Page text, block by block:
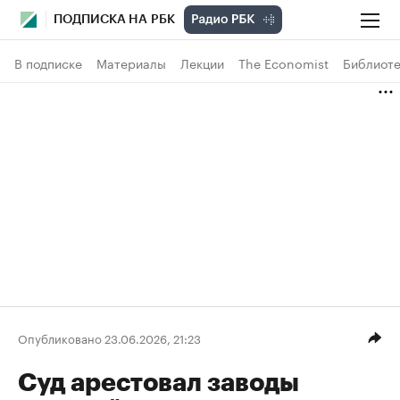
ПОДПИСКА НА РБК
В подписке Материалы Лекции The Economist
Опубликовано 23.06.2026, 21:23
Суд арестовал заводы